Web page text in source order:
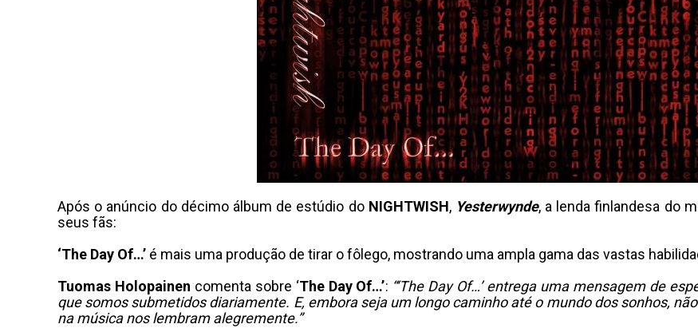
Após o anúncio do décimo álbum de estúdio do NIGHTWISH, Yesterwynde, a lenda finlandesa do
seus fãs:
‘The Day Of…’ é mais uma produção de tirar o fôlego, mostrando uma ampla gama das vastas
Tuomas Holopainen comenta sobre ‘The Day Of…’: “‘The Day Of…’ entrega uma mensagem de
que somos submetidos diariamente. E, embora seja um longo caminho até o mundo dos sonhos,
na música nos lembram alegremente.”